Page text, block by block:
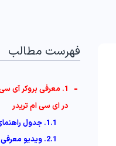
فهرست مطالب
1. معرفی بروکر آی
در ای سی ام تریدر
-
1.1. جدول راهنمای بروکر آی سی ام کپیتال
2.1. ویدیو معرفی و آموزش آی سی ام کپیتال